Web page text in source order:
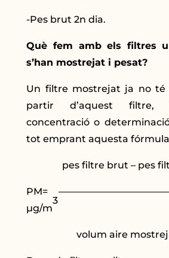
-Pes brut 2n dia.
Què fem amb els filtres
s’han mostrejat i pesat?
Un filtre mostrejat ja no té
partir d’aquest filtre,
concentració o
tot emprant aquesta
pes filtre brut – pes
PM=
µg/m
3
volum aire